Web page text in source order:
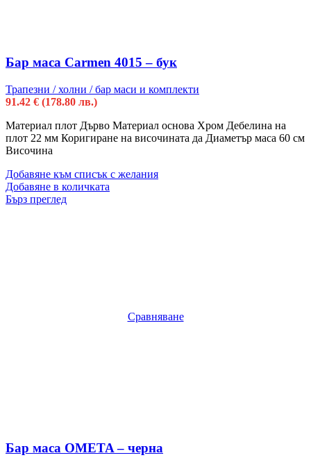
Бар маса Carmen 4015 – бук
Трапезни / холни / бар маси и комплекти
91.42 € (178.80 лв.)
Материал плот Дърво Материал основа Хром Дебелина на
плот 22 мм Коригиране на височината да Диаметър маса 60 см
Височина
Добавяне към списък с желания
Добавяне в количката
Бърз преглед
Сравняване
Бар маса OMETA – черна